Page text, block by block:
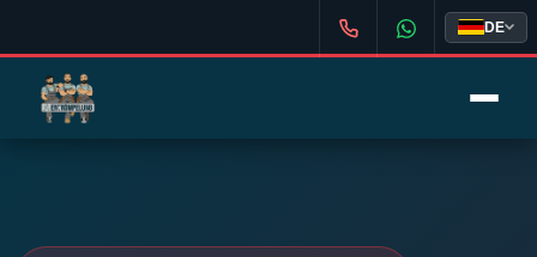
DE